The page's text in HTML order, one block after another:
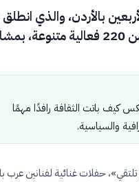
بالأردن، والذي انطلق
22 يوليو 2026 ويستمر حتى 2 أغسطس، أكثر من 220 فعالية
كيف باتت الثقافة رافدًا مهمًا
والسياسية.
حفلات غنائية لفنانين عرب